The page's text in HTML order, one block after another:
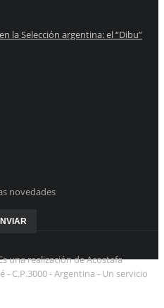
la Selección argentina: el “Dibu”
novedades
una realización de Acostafa
- C.P.3000 - Argentina - Un servicio